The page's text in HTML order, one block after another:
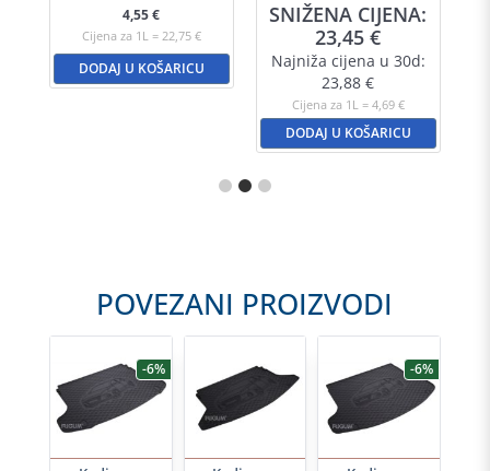
4,55€
Cijena za 1L = 22,75 €
DODAJ U KOŠARICU
SNIŽENA CIJENA:
23,45€
Najniža cijena u 30d:
23,88€
Cijena za 1L = 4,69 €
DODAJ U KOŠARICU
POVEZANI PROIZVODI
-6% -6%